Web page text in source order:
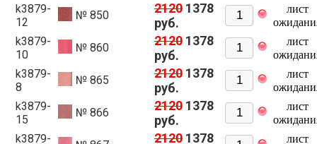
k3879-
12
№ 850 2120 1378
руб.
лист
k3879-
10
№ 860 2120 1378
руб.
лист
k3879-
8
№ 865 2120 1378
руб.
лист
k3879-
15
№ 866 2120 1378
руб.
лист
k3879-
2120 1378
лист